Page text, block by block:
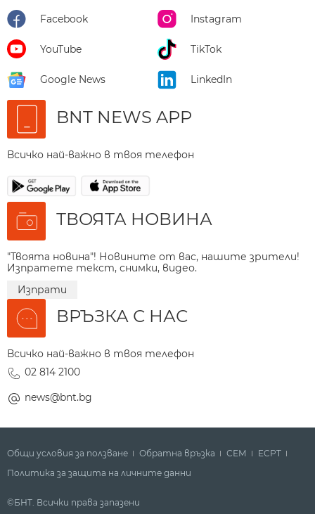
Facebook Instagram
YouTube TikTok
Google News LinkedIn
BNT NEWS APP
Всичко най-важно в твоя телефон
ТВОЯТА НОВИНА
"Твоята новина"! Новините от вас, нашите зрители!
Изпратете текст, снимки, видео.
Изпрати
ВРЪЗКА С НАС
Всичко най-важно в твоя телефон
02 814 2100
news@bnt.bg
Общи условия за ползване Обратна връзка СЕМ
ECPT
Политика за защита на личните данни
©БНТ. Всички права запазени